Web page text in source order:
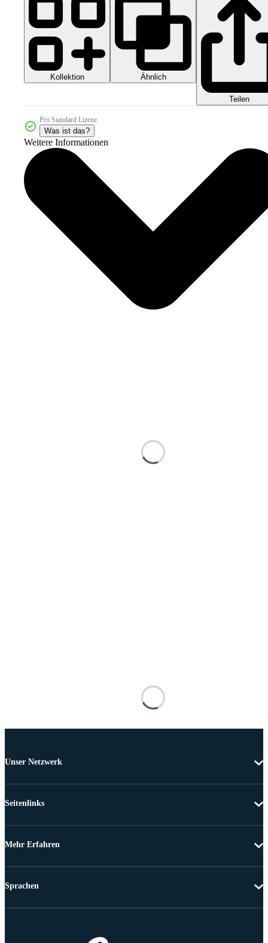
Kollektion Ähnlich
Teilen
Pro Standard Lizenz
Was ist das?
Weitere Informationen
Unser Netzwerk
Seitenlinks
Mehr Erfahren
Sprachen